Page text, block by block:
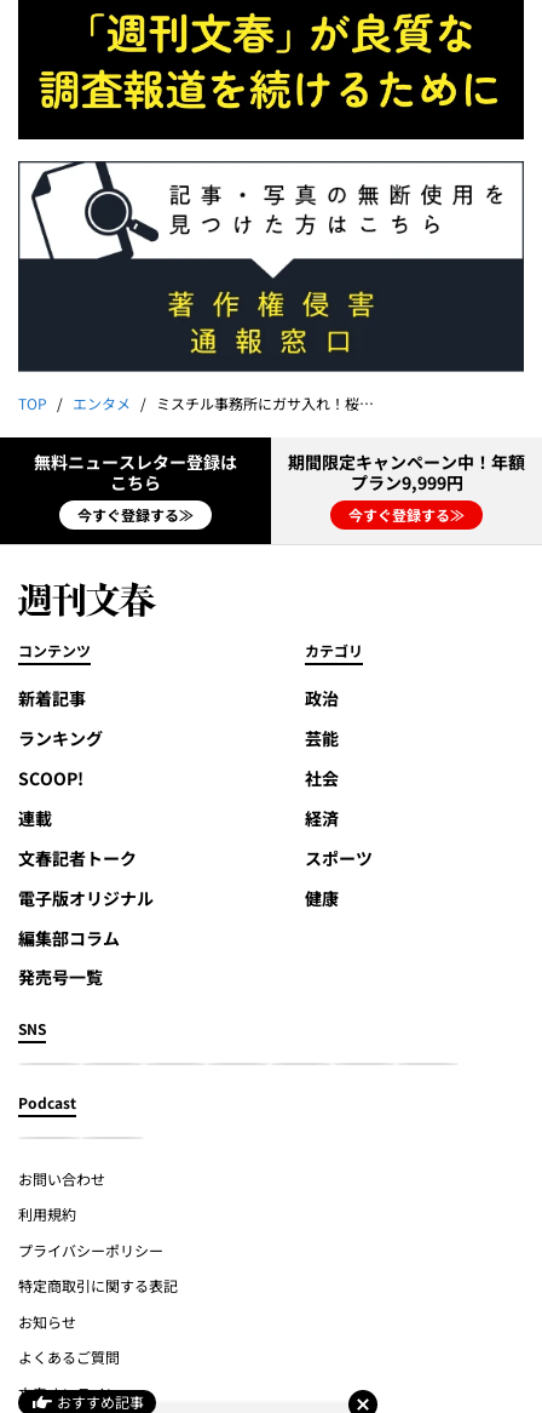
おすすめ記事
TOP エンタメ ミスチル事務所にガサ入れ！桜井和寿“最側近社長”の罪状
無料ニュースレター登録は
こちら
今すぐ登録する≫
期間限定キャンペーン中！年額
プラン9,999円
今すぐ登録する≫
コンテンツ
新着記事
ランキング
SCOOP!
連載
文春記者トーク
電子版オリジナル
編集部コラム
発売号一覧
カテゴリ
政治
芸能
社会
経済
スポーツ
健康
SNS
Podcast
お問い合わせ
利用規約
プライバシーポリシー
特定商取引に関する表記
お知らせ
よくあるご質問
文春オンライン